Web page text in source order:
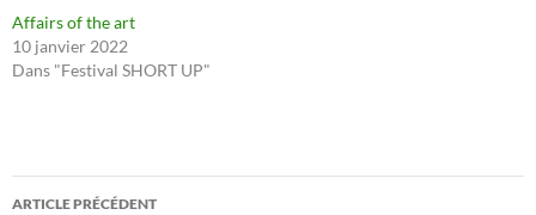
Affairs of the art
10 janvier 2022
Dans "Festival SHORT UP"
Navigation
ARTICLE PRÉCÉDENT